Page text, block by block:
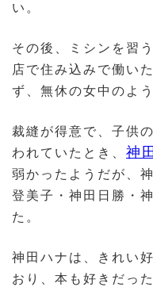
い。
その後、ミシンを習
店で住み込みで働い
ず、無休の女中のよ
裁縫が得意で、子供
われていたとき、 神
弱かったようだが、
登美子・神田日勝・
た。
神田ハナは、きれい
おり、本も好きだっ